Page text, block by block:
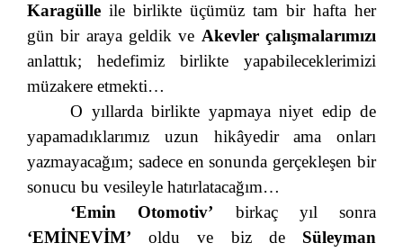
Karagülle ile birlikte üçümüz tam bir hafta her
gün bir araya geldik ve Akevler çalışmalarımızı
anlattık; hedefimiz birlikte yapabileceklerimizi
müzakere etmekti…
O yıllarda birlikte yapmaya niyet edip de
yapamadıklarımız uzun hikâyedir ama onları
yazmayacağım; sadece en sonunda gerçekleşen bir
sonucu bu vesileyle hatırlatacağım…
‘Emin Otomotiv’ birkaç yıl sonra
‘EMİNEVİM’ oldu ve biz de Süleyman